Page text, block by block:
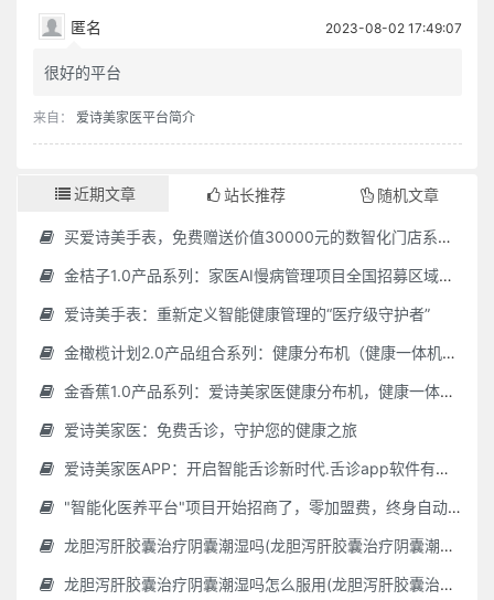
匿名 2023-08-02 17:49:07
很好的平台
来自： 爱诗美家医平台简介
近期文章 站长推荐 随机文章
买爱诗美手表，免费赠送价值30000元的数智化门店系统一套（含硬件）
金桔子1.0产品系列：家医AI慢病管理项目全国招募区域合伙人，低投入，高回报，长收益
爱诗美手表：重新定义智能健康管理的“医疗级守护者”
金橄榄计划2.0产品组合系列：健康分布机（健康一体机）+慢病管理系统，可落地在健康小屋，社区服务中心等等
金香蕉1.0产品系列：爱诗美家医健康分布机，健康一体机，社区服务中心，药店，健康小屋都需要
爱诗美家医：免费舌诊，守护您的健康之旅
爱诗美家医APP：开启智能舌诊新时代.舌诊app软件有哪些 好用的舌诊app大全
"智能化医养平台"项目开始招商了，零加盟费，终身自动赚钱
龙胆泻肝胶囊治疗阴囊潮湿吗(龙胆泻肝胶囊治疗阴囊潮湿吗怎么服用)
龙胆泻肝胶囊治疗阴囊潮湿吗怎么服用(龙胆泻肝胶囊治疗阴囊潮湿吗怎么服用效果好)